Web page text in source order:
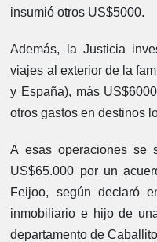
insumió otros US$5000.
Además, la Justicia
viajes al exterior de la
y España), más
otros gastos en destinos
A esas operaciones se
US$65.000 por un
Feijoo, según declaró
inmobiliario e hijo de
departamento de